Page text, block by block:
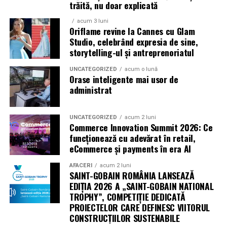
Facebook,Instagram,TikTok.
Adrian Pădurețu semnează imaginea filmului. De sunet
s-a ocupat Bogdan Ivanovici, de scenografie Anca
Miron, iar de costume Francisca Vass.
„În Pielea Mea”este un film produs de: CB MOTION
PICTURES.
Producător asociat: MAGNETIC MEDIA PRODUCTIONS
Producător: Claudiu Boboc
Manager producție: Iulia Cezara Roșu
Casting: ELEPHANT MEDIA
trăită, nu doar explicată
acum 3 luni
Oriflame revine la Cannes cu Glam
Studio, celebrând expresia de sine,
storytelling-ul și antreprenoriatul
UNCATEGORIZED acum o lună
Orase inteligente mai usor de
administrat
UNCATEGORIZED acum 2 luni
Commerce Innovation Summit 2026: Ce
funcționează cu adevărat în retail,
eCommerce și payments în era AI
AFACERI acum 2 luni
SAINT-GOBAIN ROMÂNIA LANSEAZĂ
EDIȚIA 2026 A „SAINT-GOBAIN NATIONAL
TROPHY”, COMPETIȚIE DEDICATĂ
PROIECTELOR CARE DEFINESC VIITORUL
CONSTRUCȚIILOR SUSTENABILE